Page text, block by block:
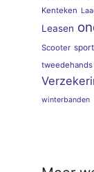
Kenteken
Leasen
Scooter
tweedehands
winterbanden